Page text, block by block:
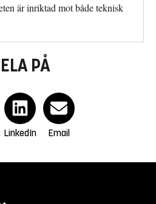
är inriktad mot både teknisk
PÅ
LinkedIn Email